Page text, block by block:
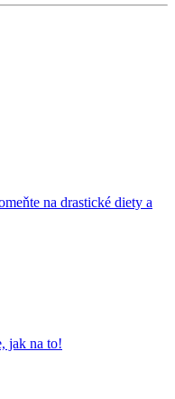
na drastické diety a
jak na to!